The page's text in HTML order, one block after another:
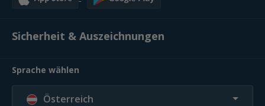
Sicherheit & Auszeichnungen
Sprache wählen
Österreich